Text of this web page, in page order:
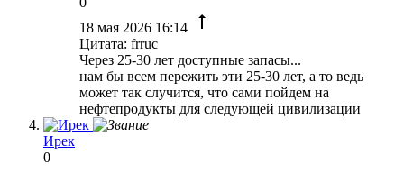
18 мая 2026 16:14
Цитата: frruc
Через 25-30 лет доступные запасы...
нам бы всем пережить эти 25-30 лет, а то ведь
может так случится, что сами пойдем на
нефтепродукты для следующей цивилизации
Ирек
0